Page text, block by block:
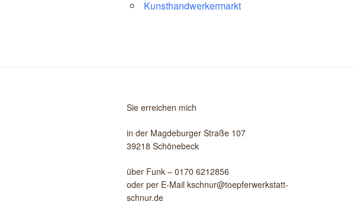
Kunsthandwerkermarkt
Sie erreichen mich
in der Magdeburger Straße 107
39218 Schönebeck
über Funk – 0170 6212856
oder per E-Mail kschnur@toepferwerkstatt-
schnur.de